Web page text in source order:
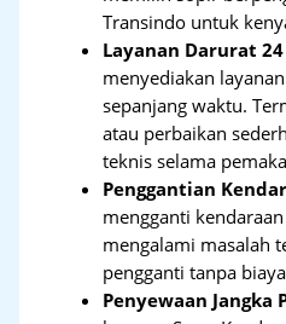
Transindo untuk
Layanan Darurat 24
menyediakan
sepanjang waktu.
atau perbaikan
teknis selama
Penggantian
mengganti
mengalami masalah
pengganti tanpa
Penyewaan Jangka